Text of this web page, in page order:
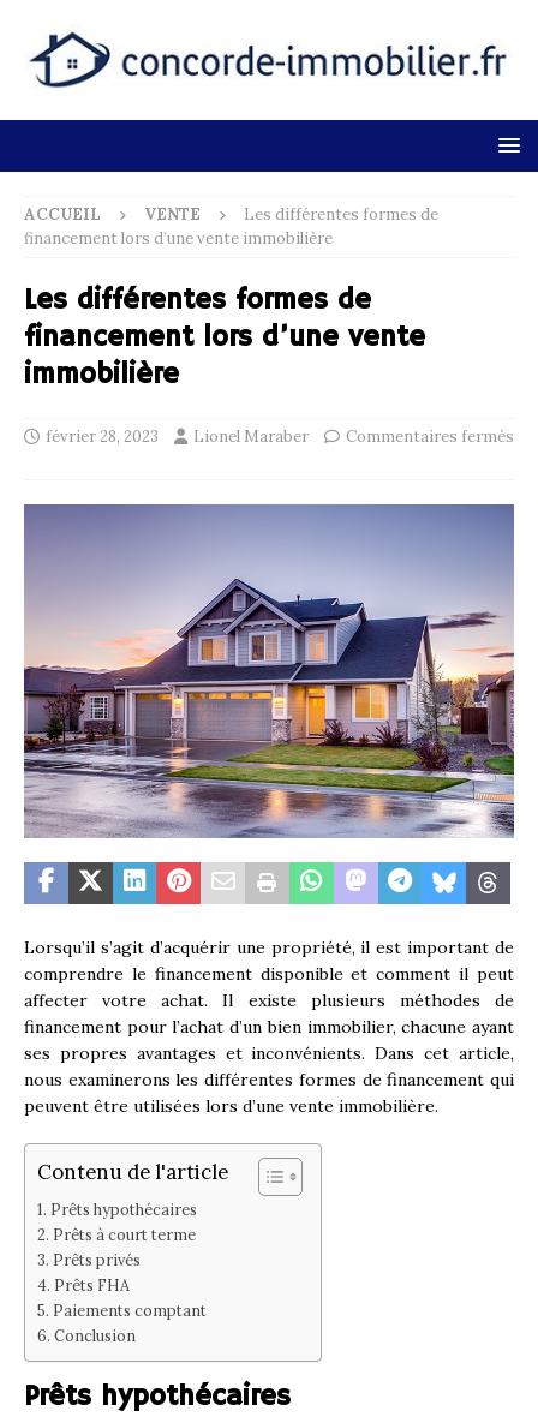
ACCUEIL VENTE
Les différentes formes de
financement lors d’une vente immobilière
Les différentes formes de
financement lors d’une vente
immobilière
février 28, 2023 Lionel Maraber Commentaires fermés
Lorsqu’il s’agit d’acquérir une propriété, il est important de
comprendre le financement disponible et comment il peut
affecter votre achat. Il existe plusieurs méthodes de
financement pour l’achat d’un bien immobilier, chacune ayant
ses propres avantages et inconvénients. Dans cet article,
nous examinerons les différentes formes de financement qui
peuvent être utilisées lors d’une vente immobilière.
Contenu de l'article
Prêts hypothécaires
Prêts à court terme
Prêts privés
Prêts FHA
Paiements comptant
Conclusion
Prêts hypothécaires